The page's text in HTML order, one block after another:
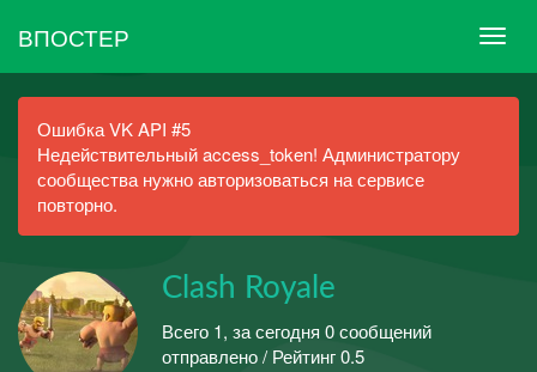
ВПОСТЕР
Ошибка VK API #5
Недействительный access_token! Администратору
сообщества нужно авторизоваться на сервисе
повторно.
Clash Royale
Всего 1, за сегодня 0 сообщений
отправлено / Рейтинг 0.5